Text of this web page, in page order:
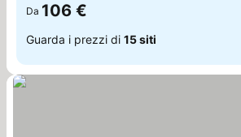
Da 106 €
Guarda i prezzi di 15 siti